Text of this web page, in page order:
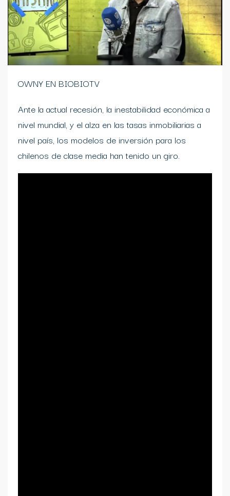
OWNY EN BIOBIOTV
Ante la actual recesión, la inestabilidad económica a
nivel mundial, y el alza en las tasas inmobiliarias a
nivel país, los modelos de inversión para los
chilenos de clase media han tenido un giro.